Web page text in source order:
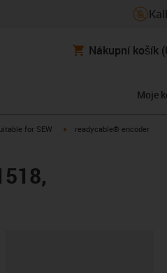
Nákupní košík
Moje
icon-arrow-right
for SEW igus-icon-arrow-right
readycable® encoder